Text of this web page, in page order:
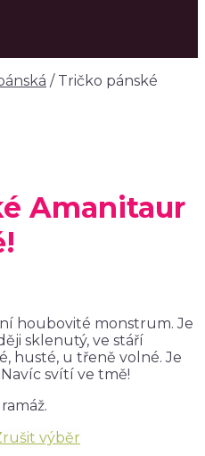
/ Tričko pánské
Amanitaur
houbovité monstrum. Je
sklenutý, ve stáří
husté, u třeně volné. Je
svítí ve tmě!
výběr